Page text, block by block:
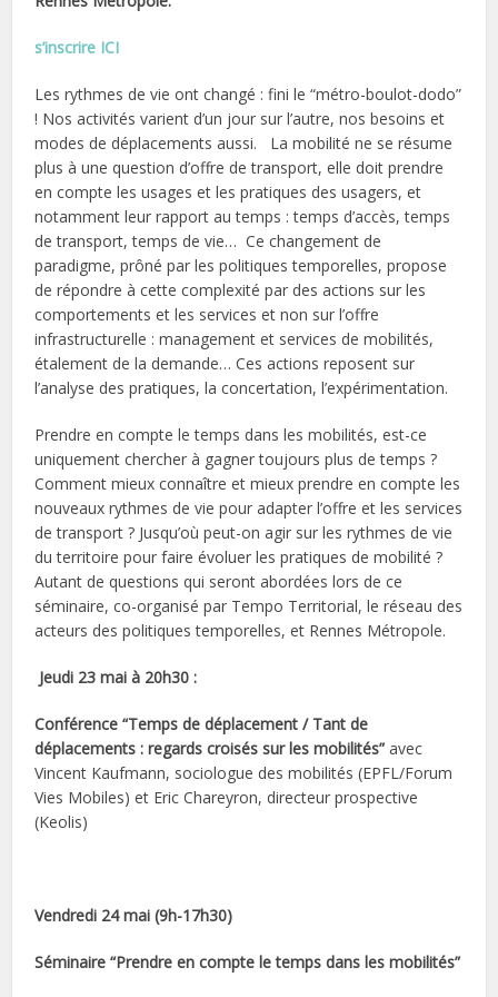
s’inscrire ICI
Les rythmes de vie ont changé : fini le “métro-boulot-dodo”
! Nos activités varient d’un jour sur l’autre, nos besoins et
modes de déplacements aussi. La mobilité ne se résume
plus à une question d’offre de transport, elle doit prendre
en compte les usages et les pratiques des usagers, et
notamment leur rapport au temps : temps d’accès, temps
de transport, temps de vie… Ce changement de
paradigme, prôné par les politiques temporelles, propose
de répondre à cette complexité par des actions sur les
comportements et les services et non sur l’offre
infrastructurelle : management et services de mobilités,
étalement de la demande… Ces actions reposent sur
l’analyse des pratiques, la concertation, l’expérimentation.
Prendre en compte le temps dans les mobilités, est-ce
uniquement chercher à gagner toujours plus de temps ?
Comment mieux connaître et mieux prendre en compte les
nouveaux rythmes de vie pour adapter l’offre et les services
de transport ? Jusqu’où peut-on agir sur les rythmes de vie
du territoire pour faire évoluer les pratiques de mobilité ?
Autant de questions qui seront abordées lors de ce
séminaire, co-organisé par Tempo Territorial, le réseau des
acteurs des politiques temporelles, et Rennes Métropole.
Jeudi 23 mai à 20h30 :
Conférence “Temps de déplacement / Tant de
déplacements : regards croisés sur les mobilités” avec
Vincent Kaufmann, sociologue des mobilités (EPFL/Forum
Vies Mobiles) et Eric Chareyron, directeur prospective
(Keolis)
Vendredi 24 mai (9h-17h30)
Séminaire “Prendre en compte le temps dans les mobilités”